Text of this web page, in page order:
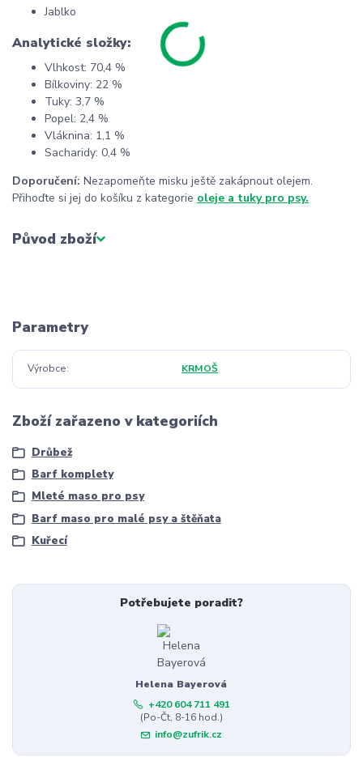
Jablko
Analytické složky:
Vlhkost: 70,4 %
Bílkoviny: 22 %
Tuky: 3,7 %
Popel: 2,4 %
Vláknina: 1,1 %
Sacharidy: 0,4 %
Doporučení: Nezapomeňte misku ještě zakápnout olejem.
Přihoďte si jej do košíku z kategorie oleje a tuky pro psy.
Původ zboží
Parametry
Výrobce KRMOŠ
Zboží zařazeno v kategoriích
Drůbež
Barf komplety
Mleté maso pro psy
Barf maso pro malé psy a štěňata
Kuřecí
Potřebujete poradit?
Helena Bayerová
+420 604 711 491
(Po-Čt, 8-16 hod.)
info@zufrik.cz